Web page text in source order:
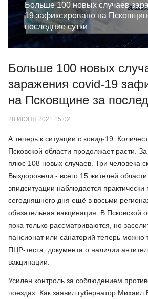
Больше 100 новых случаев
19 зафиксировано на
последние сутки
Больше 100 новых
заражения covid-19
на Псковщине за
28 ИЮНЯ 2021 15:02
А теперь к ситуации с ковид-19.
Псковской области продолжает расти.
плюс 108 новых случаев. Три человека
Выздоровели - всего 15 жителей
эпидситуации наблюдается
сегодняшнего дня ещё в восьми
обязательная вакцинация. В Псковской
пока только рассматриваются, но
пансионат или санаторий теперь можно
ПЦР-теста, документа о наличии
вакцинации.
Усилен контроль за соблюдением
поездах. Как заявил губернатор Михаил